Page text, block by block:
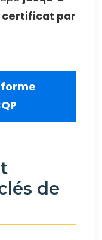
certificat par
de